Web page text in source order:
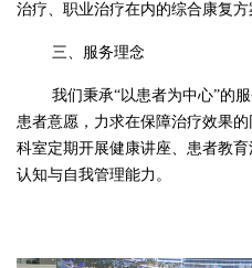
治疗、职业治疗在内的综合康复方
三、服务理念
我们秉承“以患者为中心”的
患者意愿，力求在保障治疗效果的
科室定期开展健康讲座、患者教
认知与自我管理能力。